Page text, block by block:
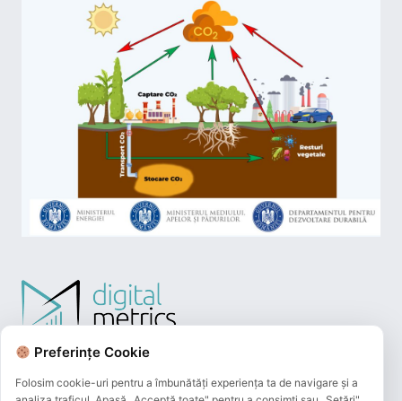
Preferințe Cookie
Folosim cookie-uri pentru a îmbunătăți experiența ta de navigare și a